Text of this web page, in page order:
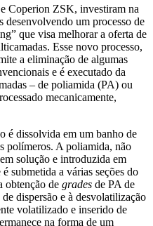
Coperion ZSK, investiram na
desenvolvendo um processo de
que visa melhorar a oferta de
Esse novo processo,
a eliminação de algumas
e é executado da
– de poliamida (PA) ou
mecanicamente,
é dissolvida em um banho de
polímeros. A poliamida, não
solução e introduzida em
submetida a várias seções do
obtenção de grades de PA de
dispersão e à desvolatilização
volatilizado e inserido de
na forma de um